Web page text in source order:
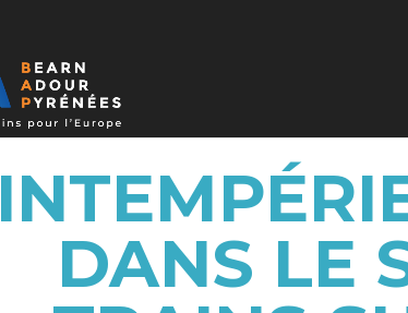
DANS LE